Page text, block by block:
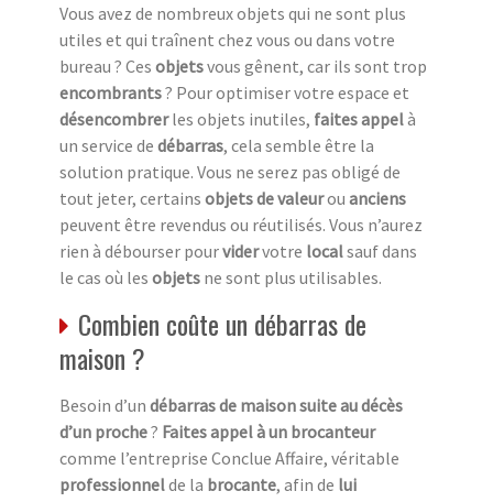
Vous avez de nombreux objets qui ne sont plus
utiles et qui traînent chez vous ou dans votre
bureau ? Ces objetsvous gênent, car ils sont trop
encombrants? Pour optimiser votre espace et
désencombrerles objets inutiles, faites appelà
un service de débarras, cela semble être la
solution pratique. Vous ne serez pas obligé de
tout jeter, certains objets de valeurou anciens
peuvent être revendus ou réutilisés. Vous n’aurez
rien à débourser pourvidervotre localsauf dans
le cas où les objets ne sont plus utilisables.
Combien coûte un débarras de
maison ?
Besoin d’un débarras de maison suite au décès
d’un proche? Faites appel à un brocanteur
comme l’entreprise Conclue Affaire, véritable
professionnelde la brocante, afin de lui